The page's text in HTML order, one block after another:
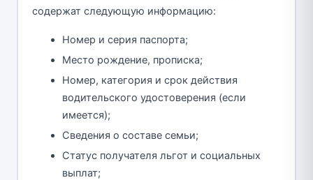
содержат следующую информацию:
Номер и серия паспорта;
Место рождение, прописка;
Номер, категория и срок действия
водительского удостоверения (если
имеется);
Сведения о составе семьи;
Статус получателя льгот и социальных
выплат;